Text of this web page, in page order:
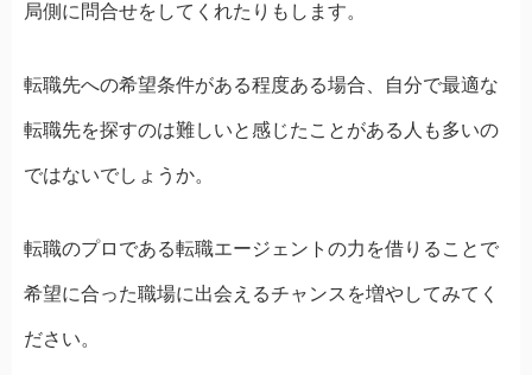
局側に問合せをしてくれたりもします。
転職先への希望条件がある程度ある場合、自分で最適な
転職先を探すのは難しいと感じたことがある人も多いの
ではないでしょうか。
転職のプロである転職エージェントの力を借りることで
希望に合った職場に出会えるチャンスを増やしてみてく
ださい。